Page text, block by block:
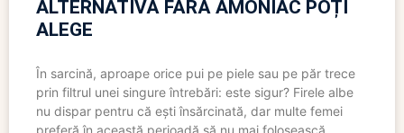
ALTERNATIVĂ FĂRĂ AMONIAC POȚI
ALEGE
În sarcină, aproape orice pui pe piele sau pe păr trece
prin filtrul unei singure întrebări: este sigur? Firele albe
nu dispar pentru că ești însărcinată, dar multe femei